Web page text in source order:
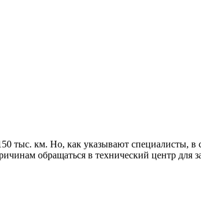
тыс. км. Но, как указывают специалисты,
обращаться в технический центр